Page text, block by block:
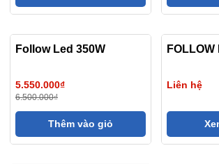
- 15%
Follow Led 350W
5.550.000₫
6.500.000₫
Thêm vào giỏ
FOLLOW
Liên hệ